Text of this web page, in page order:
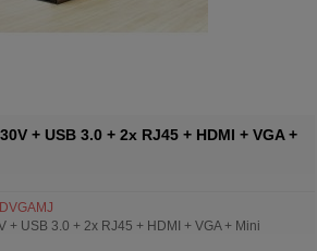
+ USB 3.0 + 2x RJ45 + HDMI + VGA +
+ USB 3.0 + 2x RJ45 + HDMI + VGA + Mini